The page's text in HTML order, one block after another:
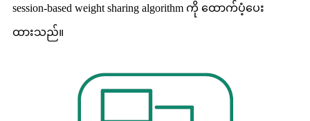
session-based weight sharing algorithm ကို ထောက်ပံ့ပေး
ထားသည်။